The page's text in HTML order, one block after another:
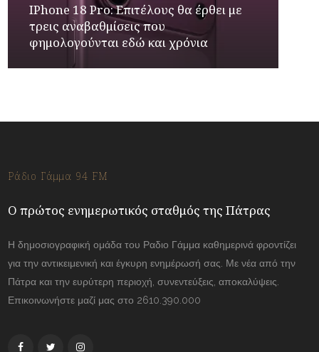
IPhone 18 Pro: Επιτέλους θα έρθει με
τρεις αναβαθμίσεις που
φημολογούνται εδώ και χρόνια
Ράδιο Γάμμα 94 FM
Ο πρώτος ενημερωτικός σταθμός της Πάτρας
Η δημοσιογραφική ομάδα του Ραδιο Γάμμα καθημερινά φροντίζει
για την αντικειμενική και έγκυρη ενημέρωσή σας. Με νέα από την
Πάτρα και την ευρύτερη περιοχή, συνεντεύξεις, αποκαλύψεις.
Επικοινωνήστε μαζί μας στο 2610.390.000